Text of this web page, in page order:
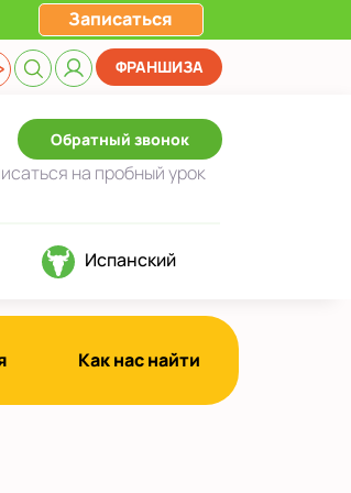
Записаться
ФРАНШИЗА
Обратный звонок
на пробный урок
Испанский
Как нас найти